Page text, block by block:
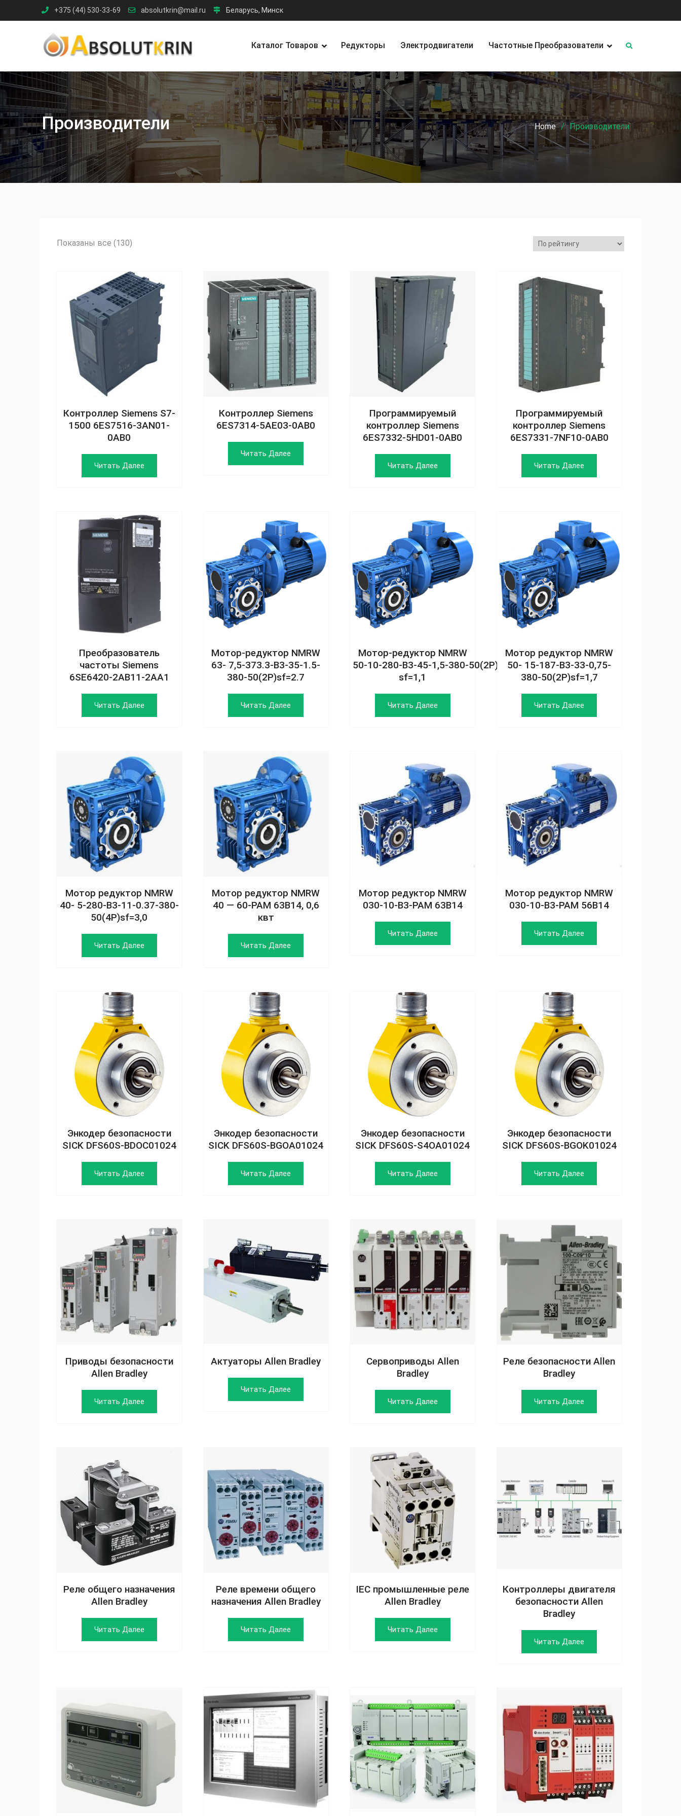
to
+375 (44) 530-33-69 absolutkrin@mail.ru Беларусь, Минск
Каталог Товаров Редукторы Электродвигатели Частотные Преобразователи
Производители Home Производители
Показаны все (130)
рейтингу
Контроллер Siemens S7-
1500 6ES7516-3AN01-
0AB0
Читать Далее
Контроллер Siemens
6ES7314-5AE03-0AB0
Читать Далее
Программируемый
контроллер Siemens
6ES7332-5HD01-0AB0
Читать Далее
Программируемый
контроллер Siemens
6ES7331-7NF10-0AB0
Читать Далее
Преобразователь
частоты Siemens
6SE6420‑2AB11‑2AA1
Читать Далее
Мотор‑редуктор NMRW
63- 7,5-373.3-B3-35-1.5-
380-50(2P)sf=2.7
Читать Далее
Мотор‑редуктор NMRW
50‑10‑280‑B3‑45‑1,5‑380‑50(2P)
sf=1,1
Читать Далее
Мотор редуктор NMRW
50- 15-187-B3-33-0,75-
380-50(2P)sf=1,7
Читать Далее
Мотор редуктор NMRW
40- 5-280-B3-11-0.37-380-
50(4P)sf=3,0
Читать Далее
Мотор редуктор NMRW
40 — 60-РАМ 63В14, 0,6
квт
Читать Далее
Мотор редуктор NMRW
030-10-B3-РАМ 63В14
Читать Далее
Мотор редуктор NMRW
030‑10‑B3‑РАМ 56В14
Читать Далее
Энкодер безопасности
SICK DFS60S-BDOC01024
Читать Далее
Энкодер безопасности
SICK DFS60S-BGOA01024
Читать Далее
Энкодер безопасности
SICK DFS60S-S4OA01024
Читать Далее
Энкодер безопасности
SICK DFS60S-BGOK01024
Читать Далее
Приводы безопасности
Allen Bradley
Читать Далее
Актуаторы Allen Bradley
Читать Далее
Сервоприводы Allen
Bradley
Читать Далее
Реле безопасности Allen
Bradley
Читать Далее
Реле общего назначения
Allen Bradley
Читать Далее
Реле времени общего
назначения Allen Bradley
Читать Далее
IEC промышленные реле
Allen Bradley
Читать Далее
Контроллеры двигателя
безопасности Allen
Bradley
Читать Далее